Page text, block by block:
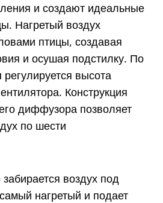
и создают идеальные
Нагретый воздух
птицы, создавая
и осушая подстилку. По
высота
Конструкция
диффузора позволяет
по шести
воздух под
нагретый и подает